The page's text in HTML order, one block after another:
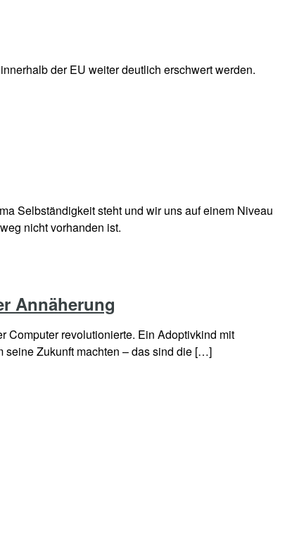
der EU weiter deutlich erschwert werden.
Selbständigkeit steht und wir uns auf einem Niveau
nicht vorhanden ist.
Annäherung
Computer revolutionierte. Ein Adoptivkind mit
seine Zukunft machten – das sind die […]